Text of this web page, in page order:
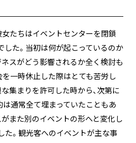
女たちはイベントセンターを閉鎖
した。当初は何が起こっているのか
スがどう影響されるか全く検討も
を一時休止した際はとても苦労し
集まりを許可した時から、次第に
は通常全て埋まっていたこともあ
がまた別のイベントの形へと変化し
た。観光客へのイベントが主な事